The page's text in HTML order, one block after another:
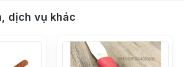
dịch vụ khác